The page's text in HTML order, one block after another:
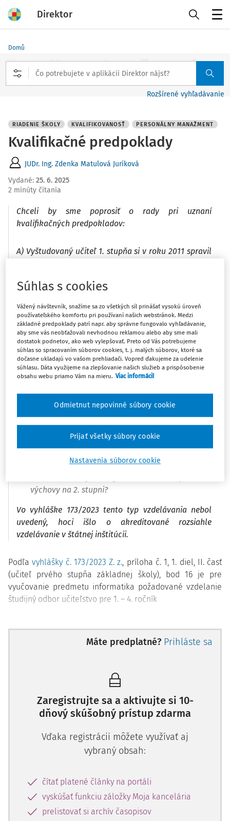
Direktor
Domů
Rozšírené vyhľadávanie
RIADENIE ŠKOLY KVALIFIKOVANOSŤ PERSONÁLNY MANAŽMENT
Kvalifikačné predpoklady
JUDr. Ing. Zdenka Matulová Juríková
Vydané: 25. 6. 2025
2 minúty čítania
Chceli by sme poprosiť o rady pri uznaní
kvalifikačných predpokladov:
A) Vyštudovaný učiteľ 1. stupňa si v roku 2011 spravil
prostredníctvom Štátneho pedagogického ústavu.
otázka: Je kvalifikovaný ako učiteľ informatiky
na 1. stupni?
otázka: Je kvalifikovaný ako učiteľ informatiky
na 2. stupni?
(pozn. na osvedčení nie je uvedené, pre ktorú
vzdelávanie z etickej výchovy v podobnom rozsahu.
výchovy na 1. stupni?
výchovy na 2. stupni?
Vo vyhláške 173/2023 tento typ vzdelávania nebol
uvedený, hoci išlo o akreditované rozsiahle
vzdelávanie v štátnej inštitúcii.
Podľavyhlášky č. 173/2023 Z. z., príloha č. 1, 1. diel, II. časť
(učiteľ prvého stupňa základnej školy), bod 16 je pre
vyučovanie predmetu informatika požadované vzdelanie
študijný odbor učiteľstvo pre 1. – 4. ročník
Máte predplatné? Prihláste sa
Zaregistrujte sa a aktivujte si 10-
dňový skúšobný prístup zdarma
Vďaka registrácii môžete využívať aj
vybraný obsah:
čítať platené články na portáli
vyskúšať funkciu záložky Moja kancelária
prelistovať si archív časopisov
Súhlas s cookies
Vážený návštevník, snažíme sa zo všetkých síl prinášať vysokú úroveň
používateľského komfortu pri používaní našich webstránok. Medzi
základné predpoklady patrí napr. aby správne fungovalo vyhľadávanie,
aby sme vás neobťažovali nevhodnou reklamou alebo aby sme mali
dostatok podnetov, ako web vylepšovať. Preto od Vás potrebujeme
súhlas so spracovaním súborov cookies, t. j. malých súborov, ktoré sa
dočasne ukladajú vo vašom prehliadači. Vopred ďakujeme za udelenie
súhlasu. Dáta využijeme na zlepšovanie našich služieb a prispôsobenie
obsahu webu priamo Vám na mieru. Viac informácií
Nastavenia súborov cookie
Odmietnut nepovinné súbory cookie
Prijať všetky súbory cookie